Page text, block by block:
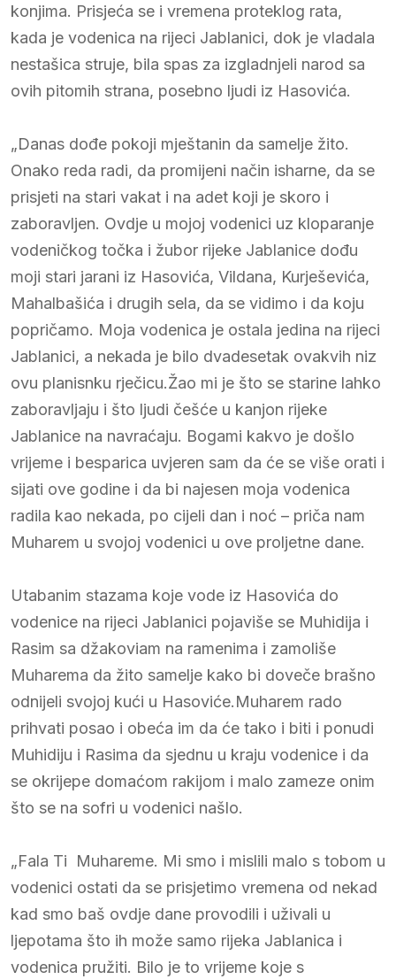
konjima. Prisjeća se i vremena proteklog rata,
kada je vodenica na rijeci Jablanici, dok je vladala
nestašica struje, bila spas za izgladnjeli narod sa
ovih pitomih strana, posebno ljudi iz Hasovića.
„Danas dođe pokoji mještanin da samelje žito.
Onako reda radi, da promijeni način isharne, da se
prisjeti na stari vakat i na adet koji je skoro i
zaboravljen. Ovdje u mojoj vodenici uz kloparanje
vodeničkog točka i žubor rijeke Jablanice dođu
moji stari jarani iz Hasovića, Vildana, Kurješevića,
Mahalbašića i drugih sela, da se vidimo i da koju
popričamo. Moja vodenica je ostala jedina na rijeci
Jablanici, a nekada je bilo dvadesetak ovakvih niz
ovu planisnku rječicu.Žao mi je što se starine lahko
zaboravljaju i što ljudi češće u kanjon rijeke
Jablanice na navraćaju. Bogami kakvo je došlo
vrijeme i besparica uvjeren sam da će se više orati i
sijati ove godine i da bi najesen moja vodenica
radila kao nekada, po cijeli dan i noć – priča nam
Muharem u svojoj vodenici u ove proljetne dane.
Utabanim stazama koje vode iz Hasovića do
vodenice na rijeci Jablanici pojaviše se Muhidija i
Rasim sa džakoviam na ramenima i zamoliše
Muharema da žito samelje kako bi doveče brašno
odnijeli svojoj kući u Hasoviće.Muharem rado
prihvati posao i obeća im da će tako i biti i ponudi
Muhidiju i Rasima da sjednu u kraju vodenice i da
se okrijepe domaćom rakijom i malo zameze onim
što se na sofri u vodenici našlo.
„Fala Ti Muhareme. Mi smo i mislili malo s tobom u
vodenici ostati da se prisjetimo vremena od nekad
kad smo baš ovdje dane provodili i uživali u
ljepotama što ih može samo rijeka Jablanica i
vodenica pružiti. Bilo je to vrijeme koje s